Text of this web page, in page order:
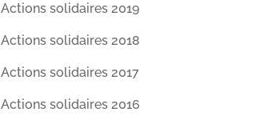
Actions solidaires 2019
Actions solidaires 2018
Actions solidaires 2017
Actions solidaires 2016